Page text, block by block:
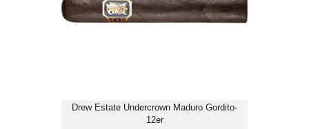
Drew Estate Undercrown Maduro Gordito-
12er
Ringmass: 60
Länge: 15.2